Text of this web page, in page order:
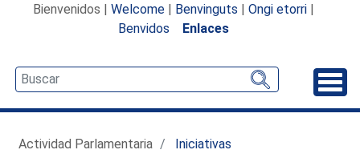
Bienvenidos | Welcome | Benvinguts | Ongi etorri |
Benvidos
Enlaces
Actividad Parlamentaria
Iniciativas